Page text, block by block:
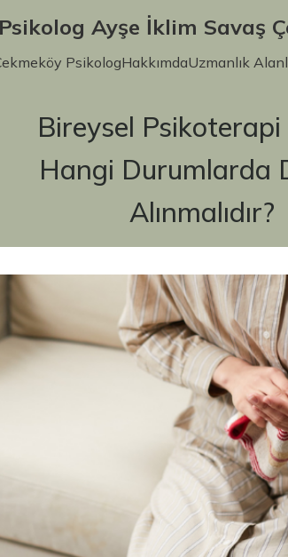
Ayşe İklim Savaş
PsikologHakkımdaUzmanlık
Bireysel Psikoterapi
Hangi Durumlarda
Alınmalıdır?